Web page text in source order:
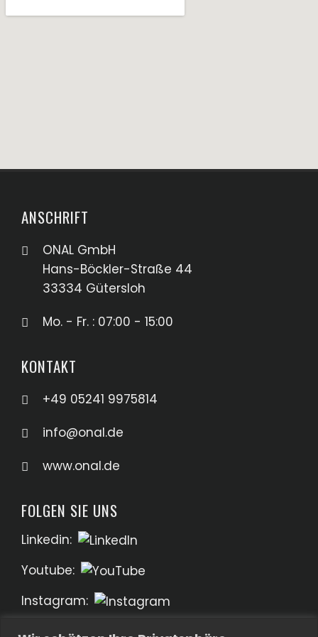
ANSCHRIFT
ONAL GmbH
Hans-Böckler-Straße 44
33334 Gütersloh
Mo. - Fr. : 07:00 - 15:00
KONTAKT
+49 05241 9975814
info@onal.de
www.onal.de
FOLGEN SIE UNS
Linkedin:
Youtube:
Instagram: